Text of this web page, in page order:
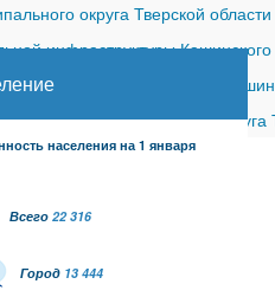
округа Тверской
инфраструктуры
сельского поселения
муниципального
населения на 1 января
Всего 22 316
Город 13 444